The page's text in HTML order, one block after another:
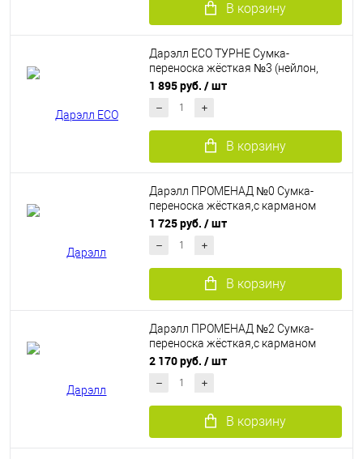
В корзину
Дарэлл ECO ТУРНЕ Сумка-
переноска жёсткая №3 (нейлон,
пластик)
1 895 руб. / шт
В корзину
Дарэлл ПРОМЕНАД №0 Сумка-
переноска жёсткая,с карманом
(нейлон,пластик)
1 725 руб. / шт
В корзину
Дарэлл ПРОМЕНАД №2 Сумка-
переноска жёсткая,с карманом
(нейлон,пластик)
2 170 руб. / шт
В корзину